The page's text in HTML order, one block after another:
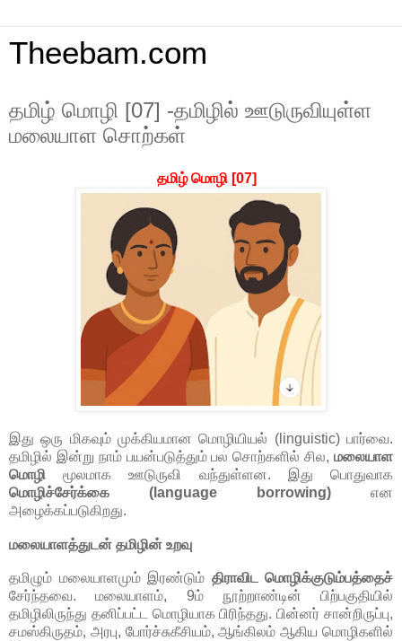
Theebam.com
தமிழ் மொழி [07] -தமிழில் ஊடுருவியுள்ள
மலையாள சொற்கள்
தமிழ் மொழி [07]
இது ஒரு மிகவும் முக்கியமான மொழியியல் (linguistic) பார்வை.
தமிழில் இன்று நாம் பயன்படுத்தும் பல சொற்களில் சில, மலையாள
மொழி மூலமாக ஊடுருவி வந்துள்ளன. இது பொதுவாக
மொழிச்சேர்க்கை (language borrowing) என
அழைக்கப்படுகிறது.
மலையாளத்துடன் தமிழின் உறவு
தமிழும் மலையாளமும் இரண்டும் திராவிட மொழிக்குடும்பத்தைச்
சேர்ந்தவை. மலையாளம், 9ம் நூற்றாண்டின் பிற்பகுதியில்
தமிழிலிருந்து தனிப்பட்ட மொழியாக பிரிந்தது. பின்னர் சான்றிருப்பு,
சமஸ்கிருதம், அரபு, போர்ச்சுகீசியம், ஆங்கிலம் ஆகிய மொழிகளில்